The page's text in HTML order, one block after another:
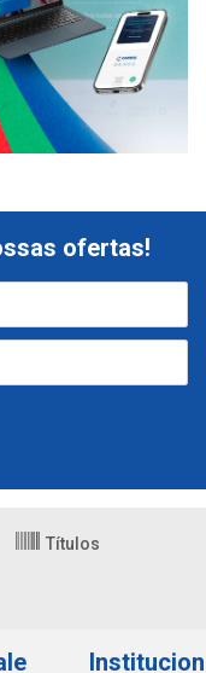
ofertas!
Títulos